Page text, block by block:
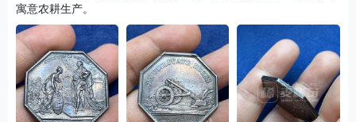
寓意农耕生产。